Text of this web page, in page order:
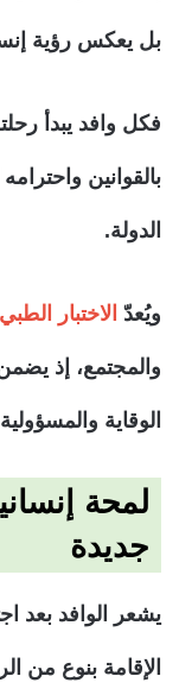
بل يعكس رؤية
فكل وافد يبدأ
بالقوانين
الدولة.
ويُعدّ الاختبار الطبي
والمجتمع، إذ
الوقاية والمسؤولية
لمحة
جديدة
يشعر الوافد بعد
الإقامة بنوع من